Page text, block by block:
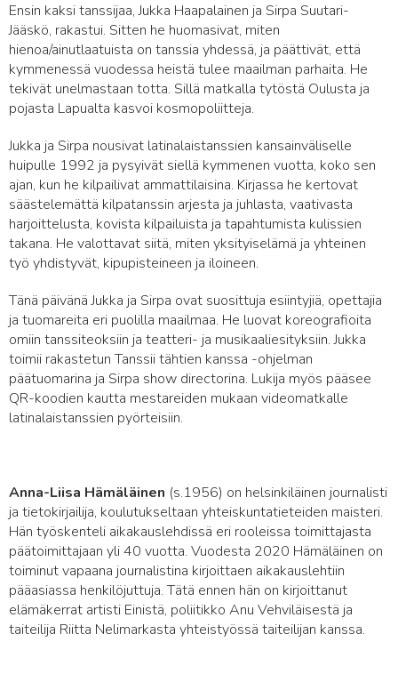
Ensin kaksi tanssijaa, Jukka Haapalainen ja Sirpa Suutari-
Jääskö, rakastui. Sitten he huomasivat, miten
hienoa/ainutlaatuista on tanssia yhdessä, ja päättivät, että
kymmenessä vuodessa heistä tulee maailman parhaita. He
tekivät unelmastaan totta. Sillä matkalla tytöstä Oulusta ja
pojasta Lapualta kasvoi kosmopoliitteja.
Jukka ja Sirpa nousivat latinalaistanssien kansainväliselle
huipulle 1992 ja pysyivät siellä kymmenen vuotta, koko sen
ajan, kun he kilpailivat ammattilaisina. Kirjassa he kertovat
säästelemättä kilpatanssin arjesta ja juhlasta, vaativasta
harjoittelusta, kovista kilpailuista ja tapahtumista kulissien
takana. He valottavat siitä, miten yksityiselämä ja yhteinen
työ yhdistyvät, kipupisteineen ja iloineen.
Tänä päivänä Jukka ja Sirpa ovat suosittuja esiintyjiä, opettajia
ja tuomareita eri puolilla maailmaa. He luovat koreografioita
omiin tanssiteoksiin ja teatteri- ja musikaaliesityksiin. Jukka
toimii rakastetun Tanssii tähtien kanssa -ohjelman
päätuomarina ja Sirpa show directorina. Lukija myös pääsee
QR-koodien kautta mestareiden mukaan videomatkalle
latinalaistanssien pyörteisiin.
Anna-Liisa Hämäläinen (s.1956) on helsinkiläinen journalisti
ja tietokirjailija, koulutukseltaan yhteiskuntatieteiden maisteri.
Hän työskenteli aikakauslehdissä eri rooleissa toimittajasta
päätoimittajaan yli 40 vuotta. Vuodesta 2020 Hämäläinen on
toiminut vapaana journalistina kirjoittaen aikakauslehtiin
pääasiassa henkilöjuttuja. Tätä ennen hän on kirjoittanut
elämäkerrat artisti Einistä, poliitikko Anu Vehviläisestä ja
taiteilija Riitta Nelimarkasta yhteistyössä taiteilijan kanssa.